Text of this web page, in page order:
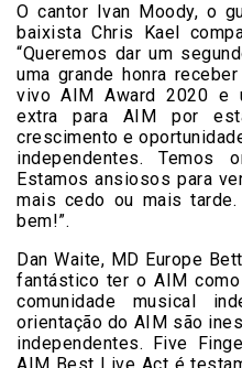
O cantor Ivan Moody, o
baixista Chris Kael
“Queremos dar um
uma grande honra
vivo AIM Award 2020 e
extra para AIM por
crescimento e
independentes.
Estamos ansiosos para
mais cedo ou mais
bem!”.
Dan Waite, MD Europe
fantástico ter o AIM
comunidade musical
orientação do AIM são
independentes. Five